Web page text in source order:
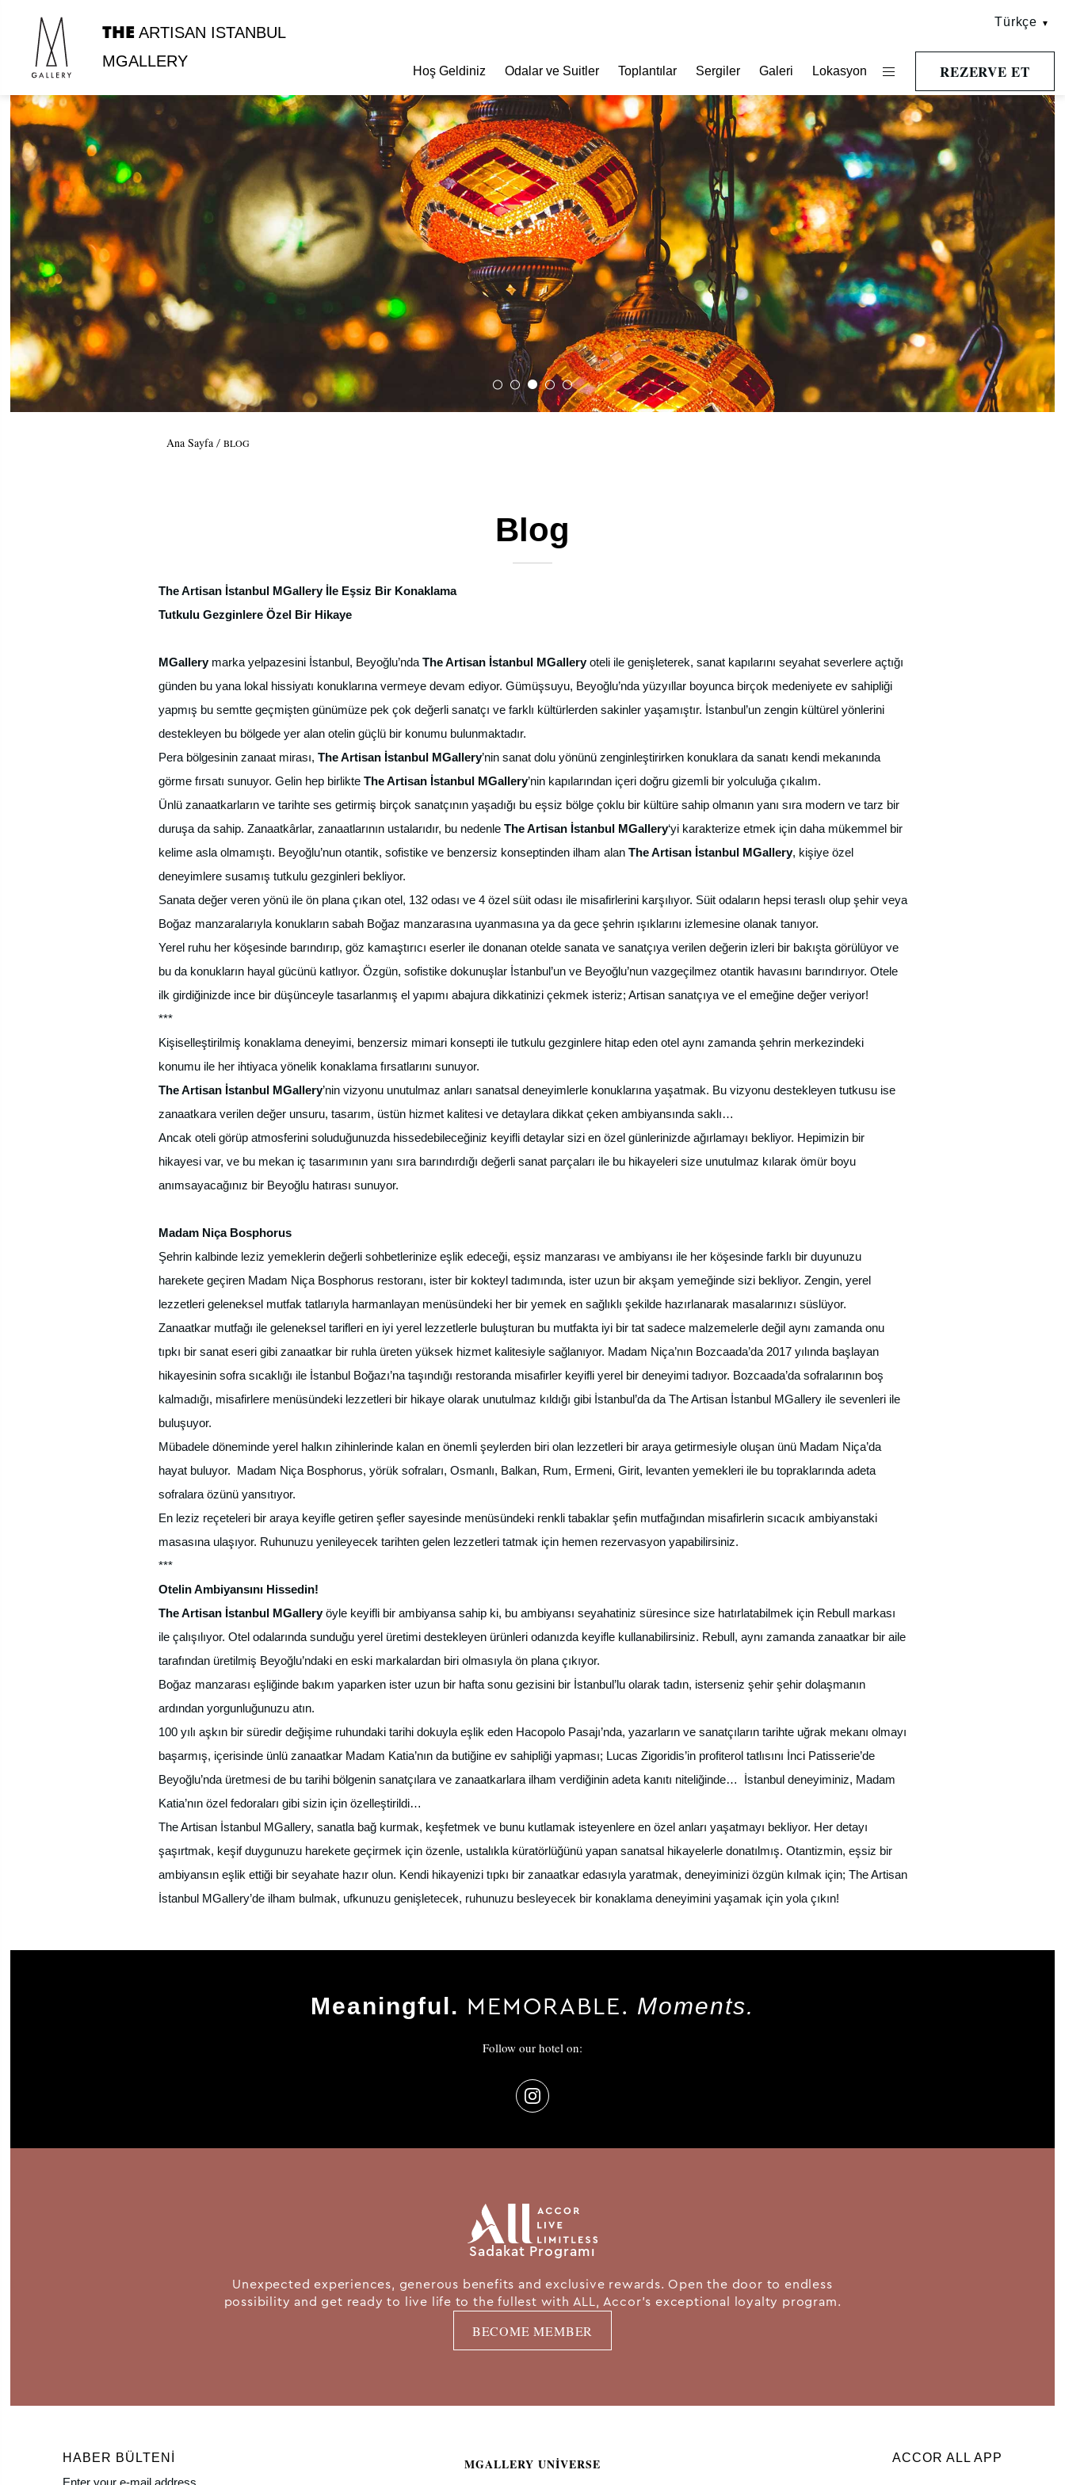
THE ARTISAN ISTANBUL
MGALLERY
Türkçe
REZERVE ET
Hoş Geldiniz Odalar ve Suitler Toplantılar Sergiler Galeri Lokasyon
Ana Sayfa BLOG
Blog
The Artisan İstanbul MGallery İle Eşsiz Bir Konaklama
Tutkulu Gezginlere Özel Bir Hikaye
MGallerymarka yelpazesini İstanbul, Beyoğlu’nda The Artisan İstanbul MGalleryoteli ile genişleterek, sanat kapılarını seyahat severlere açtığı
günden bu yana lokal hissiyatı konuklarına vermeye devam ediyor. Gümüşsuyu, Beyoğlu’nda yüzyıllar boyunca birçok medeniyete ev sahipliği
yapmış bu semtte geçmişten günümüze pek çok değerli sanatçı ve farklı kültürlerden sakinler yaşamıştır. İstanbul’un zengin kültürel yönlerini
destekleyen bu bölgede yer alan otelin güçlü bir konumu bulunmaktadır.
Pera bölgesinin zanaat mirası, The Artisan İstanbul MGallery’nin sanat dolu yönünü zenginleştirirken konuklara da sanatı kendi mekanında
görme fırsatı sunuyor. Gelin hep birlikte The Artisan İstanbul MGallery’nin kapılarından içeri doğru gizemli bir yolculuğa çıkalım.
Ünlü zanaatkarların ve tarihte ses getirmiş birçok sanatçının yaşadığı bu eşsiz bölge çoklu bir kültüre sahip olmanın yanı sıra modern ve tarz bir
duruşa da sahip. Zanaatkârlar, zanaatlarının ustalarıdır, bu nedenle The Artisan İstanbul MGallery‘yi karakterize etmek için daha mükemmel bir
kelime asla olmamıştı. Beyoğlu’nun otantik, sofistike ve benzersiz konseptinden ilham alan The Artisan İstanbul MGallery, kişiye özel
deneyimlere susamış tutkulu gezginleri bekliyor.
Sanata değer veren yönü ile ön plana çıkan otel, 132 odası ve 4 özel süit odası ile misafirlerini karşılıyor. Süit odaların hepsi teraslı olup şehir veya
Boğaz manzaralarıyla konukların sabah Boğaz manzarasına uyanmasına ya da gece şehrin ışıklarını izlemesine olanak tanıyor.
Yerel ruhu her köşesinde barındırıp, göz kamaştırıcı eserler ile donanan otelde sanata ve sanatçıya verilen değerin izleri bir bakışta görülüyor ve
bu da konukların hayal gücünü katlıyor. Özgün, sofistike dokunuşlar İstanbul’un ve Beyoğlu’nun vazgeçilmez otantik havasını barındırıyor. Otele
ilk girdiğinizde ince bir düşünceyle tasarlanmış el yapımı abajura dikkatinizi çekmek isteriz; Artisan sanatçıya ve el emeğine değer veriyor!
***
Kişiselleştirilmiş konaklama deneyimi, benzersiz mimari konsepti ile tutkulu gezginlere hitap eden otel aynı zamanda şehrin merkezindeki
konumu ile her ihtiyaca yönelik konaklama fırsatlarını sunuyor.
The Artisan İstanbul MGallery’nin vizyonu unutulmaz anları sanatsal deneyimlerle konuklarına yaşatmak. Bu vizyonu destekleyen tutkusu ise
zanaatkara verilen değer unsuru, tasarım, üstün hizmet kalitesi ve detaylara dikkat çeken ambiyansında saklı…
Ancak oteli görüp atmosferini soluduğunuzda hissedebileceğiniz keyifli detaylar sizi en özel günlerinizde ağırlamayı bekliyor. Hepimizin bir
hikayesi var, ve bu mekan iç tasarımının yanı sıra barındırdığı değerli sanat parçaları ile bu hikayeleri size unutulmaz kılarak ömür boyu
anımsayacağınız bir Beyoğlu hatırası sunuyor.
Madam Niça Bosphorus
Şehrin kalbinde leziz yemeklerin değerli sohbetlerinize eşlik edeceği, eşsiz manzarası ve ambiyansı ile her köşesinde farklı bir duyunuzu
harekete geçiren Madam Niça Bosphorus restoranı, ister bir kokteyl tadımında, ister uzun bir akşam yemeğinde sizi bekliyor. Zengin, yerel
lezzetleri geleneksel mutfak tatlarıyla harmanlayan menüsündeki her bir yemek en sağlıklı şekilde hazırlanarak masalarınızı süslüyor.
Zanaatkar mutfağı ile geleneksel tarifleri en iyi yerel lezzetlerle buluşturan bu mutfakta iyi bir tat sadece malzemelerle değil aynı zamanda onu
tıpkı bir sanat eseri gibi zanaatkar bir ruhla üreten yüksek hizmet kalitesiyle sağlanıyor. Madam Niça’nın Bozcaada’da 2017 yılında başlayan
hikayesinin sofra sıcaklığı ile İstanbul Boğazı’na taşındığı restoranda misafirler keyifli yerel bir deneyimi tadıyor. Bozcaada’da sofralarının boş
kalmadığı, misafirlere menüsündeki lezzetleri bir hikaye olarak unutulmaz kıldığı gibi İstanbul’da da The Artisan İstanbul MGallery ile sevenleri ile
buluşuyor.
Mübadele döneminde yerel halkın zihinlerinde kalan en önemli şeylerden biri olan lezzetleri bir araya getirmesiyle oluşan ünü Madam Niça’da
hayat buluyor. Madam Niça Bosphorus, yörük sofraları, Osmanlı, Balkan, Rum, Ermeni, Girit, levanten yemekleri ile bu topraklarında adeta
sofralara özünü yansıtıyor.
En leziz reçeteleri bir araya keyifle getiren şefler sayesinde menüsündeki renkli tabaklar şefin mutfağından misafirlerin sıcacık ambiyanstaki
masasına ulaşıyor. Ruhunuzu yenileyecek tarihten gelen lezzetleri tatmak için hemen rezervasyon yapabilirsiniz.
***
Otelin Ambiyansını Hissedin!
The Artisan İstanbul MGalleryöyle keyifli bir ambiyansa sahip ki, bu ambiyansı seyahatiniz süresince size hatırlatabilmek için Rebull markası
ile çalışılıyor. Otel odalarında sunduğu yerel üretimi destekleyen ürünleri odanızda keyifle kullanabilirsiniz. Rebull, aynı zamanda zanaatkar bir aile
tarafından üretilmiş Beyoğlu’ndaki en eski markalardan biri olmasıyla ön plana çıkıyor.
Boğaz manzarası eşliğinde bakım yaparken ister uzun bir hafta sonu gezisini bir İstanbul’lu olarak tadın, isterseniz şehir şehir dolaşmanın
ardından yorgunluğunuzu atın.
100 yılı aşkın bir süredir değişime ruhundaki tarihi dokuyla eşlik eden Hacopolo Pasajı’nda, yazarların ve sanatçıların tarihte uğrak mekanı olmayı
başarmış, içerisinde ünlü zanaatkar Madam Katia’nın da butiğine ev sahipliği yapması; Lucas Zigoridis’in profiterol tatlısını İnci Patisserie’de
Beyoğlu’nda üretmesi de bu tarihi bölgenin sanatçılara ve zanaatkarlara ilham verdiğinin adeta kanıtı niteliğinde… İstanbul deneyiminiz, Madam
Katia’nın özel fedoraları gibi sizin için özelleştirildi…
The Artisan İstanbul MGallery, sanatla bağ kurmak, keşfetmek ve bunu kutlamak isteyenlere en özel anları yaşatmayı bekliyor. Her detayı
şaşırtmak, keşif duygunuzu harekete geçirmek için özenle, ustalıkla küratörlüğünü yapan sanatsal hikayelerle donatılmış. Otantizmin, eşsiz bir
ambiyansın eşlik ettiği bir seyahate hazır olun. Kendi hikayenizi tıpkı bir zanaatkar edasıyla yaratmak, deneyiminizi özgün kılmak için; The Artisan
İstanbul MGallery’de ilham bulmak, ufkunuzu genişletecek, ruhunuzu besleyecek bir konaklama deneyimini yaşamak için yola çıkın!
Meaningful. MEMORABLE. Moments.
Follow our hotel on:
Sadakat Programı
Unexpected experiences, generous benefits and exclusive rewards. Open the door to endless
possibility and get ready to live life to the fullest with ALL, Accor's exceptional loyalty program.
BECOME MEMBER
HABER BÜLTENI
Enter your e-mail address
MGALLERY UNIVERSE ACCOR ALL APP